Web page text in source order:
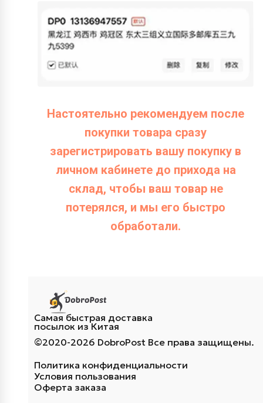
Настоятельно рекомендуем после
покупки товара сразу
зарегистрировать вашу покупку в
личном кабинете до прихода на
склад, чтобы ваш товар не
потерялся, и мы его быстро
обработали.
Самая быстрая доставка
посылок из Китая
©2020-2026 DobroPost Все права защищены.
Политика конфиденциальности
Условия пользования
Оферта заказа